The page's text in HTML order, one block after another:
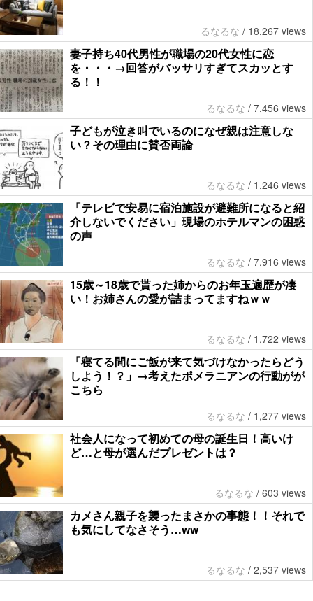
るなるな / 18,267 views
妻子持ち40代男性が職場の20代女性に恋
を・・・→回答がバッサリすぎてスカッとす
る！！
るなるな / 7,456 views
子どもが泣き叫でいるのになぜ親は注意しな
い？その理由に賛否両論
るなるな / 1,246 views
「テレビで安易に宿泊施設が避難所になると紹
介しないでください」現場のホテルマンの困惑
の声
るなるな / 7,916 views
15歳～18歳で貰った姉からのお年玉遍歴が凄
い！お姉さんの愛が詰まってますねｗｗ
るなるな / 1,722 views
「寝てる間にご飯が来て気づけなかったらどう
しよう！？」→考えたポメラニアンの行動がが
こちら
るなるな / 1,277 views
社会人になって初めての母の誕生日！高いけ
ど…と母が選んだプレゼントは？
るなるな / 603 views
カメさん親子を襲ったまさかの事態！！それで
も気にしてなさそう…ww
るなるな / 2,537 views